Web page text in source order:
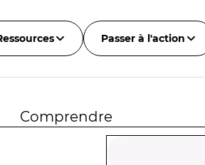
Passer à l'action
Comprendre